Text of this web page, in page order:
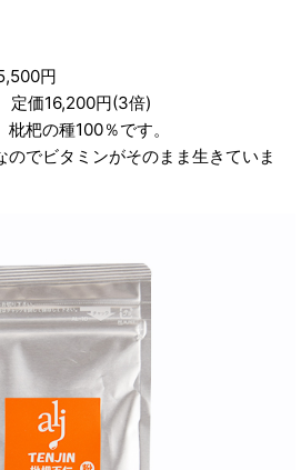
円
価16,200円(3倍)
杷の種100％です。
でビタミンがそのまま生きていま